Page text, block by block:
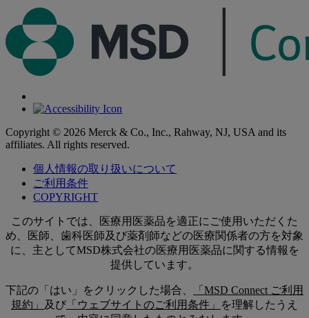
Copyright © 2026 Merck & Co., Inc., Rahway, NJ, USA and its
affiliates. All rights reserved.
個人情報の取り扱いについて
ご利用条件
COPYRIGHT
このサイトでは、医療用医薬品を適正にご使用いただくた
め、医師、歯科医師及び薬剤師などの医療関係者の方を対象
に、主としてMSD株式会社の医療用医薬品に関する情報を
提供しています。
下記の「はい」をクリックした場合、
「MSD Connect ご利用
規約」
及び 「ウェブサイトのご利用条件」
を理解したうえ